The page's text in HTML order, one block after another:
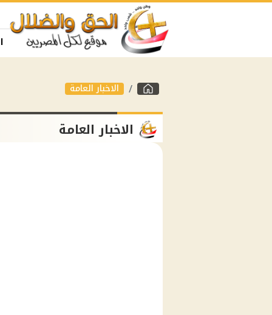
الاخبار العامة
الاخبار العامة